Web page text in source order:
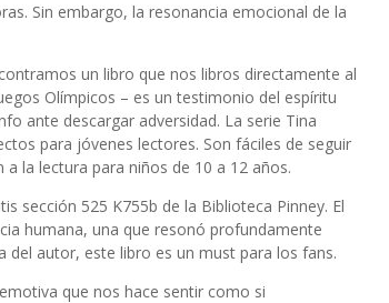
Sin embargo, la resonancia emocional de la
un libro que nos libros directamente al
Olímpicos – es un testimonio del espíritu
ante descargar adversidad. La serie Tina
para jóvenes lectores. Son fáciles de seguir
la lectura para niños de 10 a 12 años.
sección 525 K755b de la Biblioteca Pinney. El
humana, una que resonó profundamente
del autor, este libro es un must para los fans.
que nos hace sentir como si